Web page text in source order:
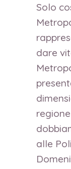
Solo
dare
alle